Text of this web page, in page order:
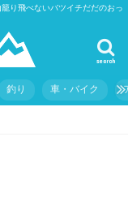
り飛べないバツイチだだのおっ
search
釣り 車・バイク